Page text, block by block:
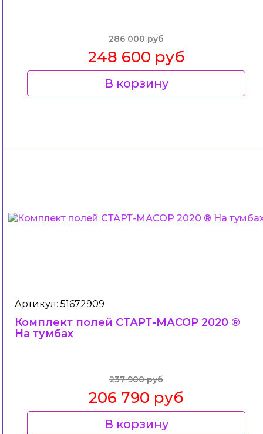
286 000 руб
248 600 руб
В корзину
Артикул: 51672909
Комплект полей СТАРТ-МАСОР 2020 ®
На тумбах
237 900 руб
206 790 руб
В корзину